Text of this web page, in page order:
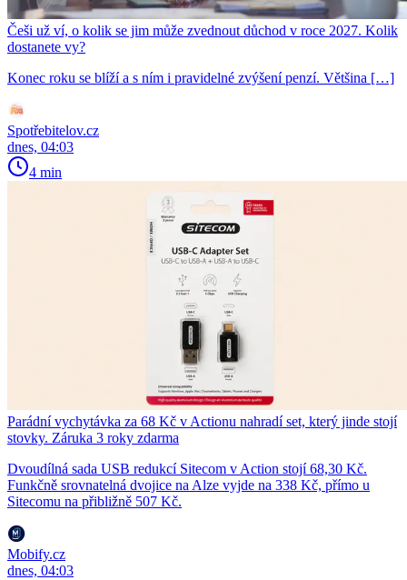
Češi už ví, o kolik se jim může zvednout důchod v roce 2027. Kolik
dostanete vy?
Konec roku se blíží a s ním i pravidelné zvýšení penzí. Většina […]
Spotřebitelov.cz
dnes, 04:03
4 min
Parádní vychytávka za 68 Kč v Actionu nahradí set, který jinde stojí
stovky. Záruka 3 roky zdarma
Dvoudílná sada USB redukcí Sitecom v Action stojí 68,30 Kč.
Funkčně srovnatelná dvojice na Alze vyjde na 338 Kč, přímo u
Sitecomu na přibližně 507 Kč.
Mobify.cz
dnes, 04:03